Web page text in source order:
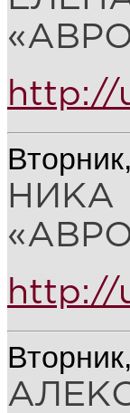
http://
http://